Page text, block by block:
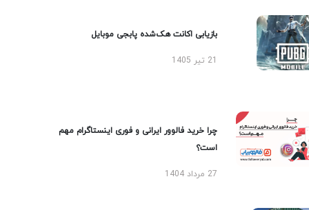
بازیابی اکانت هک‌شده پابجی موبایل
چرا خرید فالوور ایرانی و فوری اینستاگرام مهم
است؟
27 مرداد 1404